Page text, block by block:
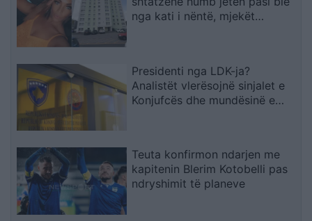
nga kati i nëntë, mjekët
Presidenti nga LDK-ja?
Analistët vlerësojnë sinjalet e
Konjufcës dhe mundësinë e
Teuta konfirmon ndarjen me
kapitenin Blerim Kotobelli pas
ndryshimit të planeve